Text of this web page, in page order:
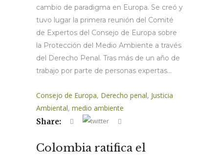
cambio de paradigma en Europa. Se creó y
tuvo lugar la primera reunión del Comité
de Expertos del Consejo de Europa sobre
la Protección del Medio Ambiente a través
del Derecho Penal. Tras más de un año de
trabajo por parte de personas expertas...
Consejo de Europa, Derecho penal, Justicia
Ambiental, medio ambiente
Share:
Colombia ratifica el